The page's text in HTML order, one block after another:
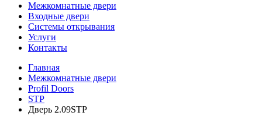
Межкомнатные двери
Входные двери
Системы открывания
Услуги
Контакты
Главная
Межкомнатные двери
Profil Doors
STP
Дверь 2.09STP